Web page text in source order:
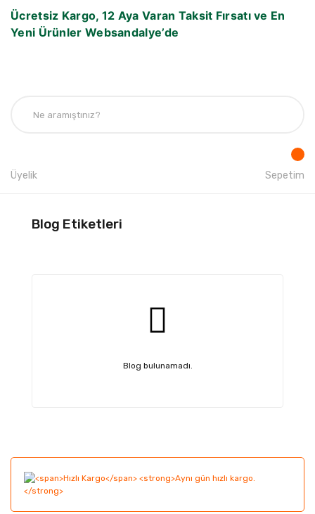
Ücretsiz Kargo, 12 Aya Varan Taksit Fırsatı ve En
Yeni Ürünler Websandalye’de
Üyelik Sepetim
Blog Etiketleri
Blog bulunamadı.